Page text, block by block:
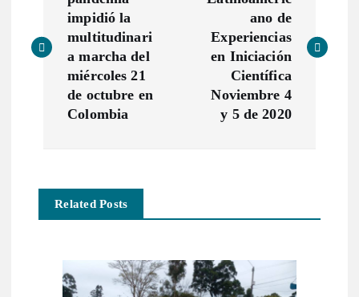
v
c
impidió la
multitudinari
a marcha del
miércoles 21
de octubre en
Colombia
ano de
Experiencias
en Iniciación
Científica
Noviembre 4
y 5 de 2020
Related Posts